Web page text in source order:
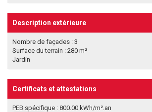
Description extérieure
Nombre de façades : 3
Surface du terrain : 280 m²
Jardin
Certificats et attestations
PEB spécifique : 800.00 kWh/m².an